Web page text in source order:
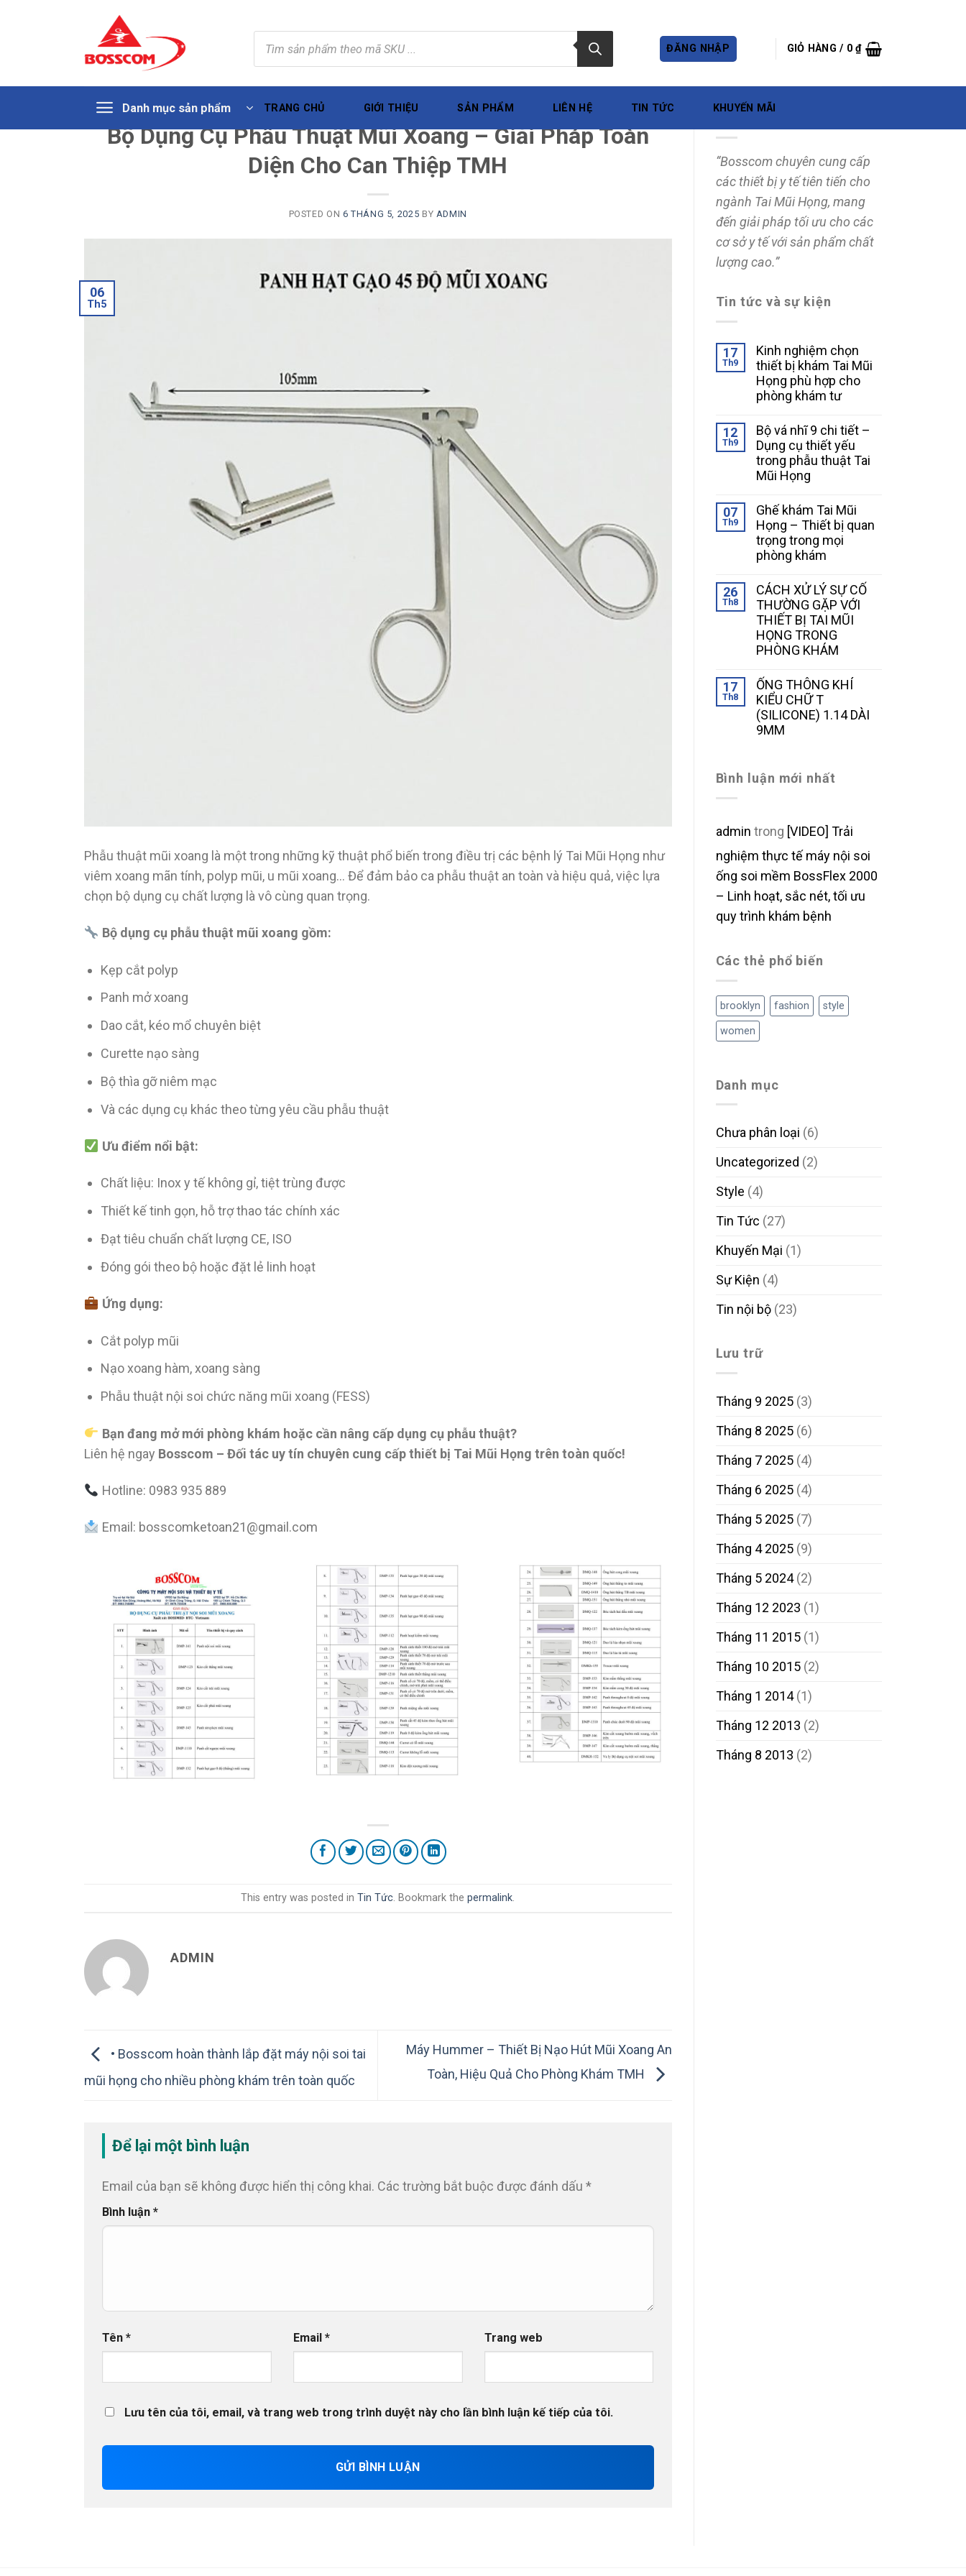
Tìm
kiếm
sản
phẩm
ĐĂNG NHẬP GIỎ HÀNG / 0₫
Danh mục sản phẩm TRANG CHỦ GIỚI THIỆU SẢN PHẨM LIÊN HỆ TIN TỨC KHUYẾN MÃI
TIN TỨC
Bộ Dụng Cụ Phẫu Thuật Mũi Xoang – Giải Pháp Toàn
Diện Cho Can Thiệp TMH
POSTED ON 6 THÁNG 5, 2025 BY ADMIN
06
Th5
Phẫu thuật mũi xoang là một trong những kỹ thuật phổ biến trong điều trị các bệnh lý Tai Mũi Họng như
viêm xoang mãn tính, polyp mũi, u mũi xoang… Để đảm bảo ca phẫu thuật an toàn và hiệu quả, việc lựa
chọn bộ dụng cụ chất lượng là vô cùng quan trọng.
Bộ dụng cụ phẫu thuật mũi xoang gồm:
Kẹp cắt polyp
Panh mở xoang
Dao cắt, kéo mổ chuyên biệt
Curette nạo sàng
Bộ thìa gỡ niêm mạc
Và các dụng cụ khác theo từng yêu cầu phẫu thuật
Ưu điểm nổi bật:
Chất liệu: Inox y tế không gỉ, tiệt trùng được
Thiết kế tinh gọn, hỗ trợ thao tác chính xác
Đạt tiêu chuẩn chất lượng CE, ISO
Đóng gói theo bộ hoặc đặt lẻ linh hoạt
Ứng dụng:
Cắt polyp mũi
Nạo xoang hàm, xoang sàng
Phẫu thuật nội soi chức năng mũi xoang (FESS)
Bạn đang mở mới phòng khám hoặc cần nâng cấp dụng cụ phẫu thuật?
Liên hệ ngay Bosscom – Đối tác uy tín chuyên cung cấp thiết bị Tai Mũi Họng trên toàn quốc!
Hotline: 0983 935 889
Email: bosscomketoan21@gmail.com
This entry was posted inTin Tức. Bookmark thepermalink.
ADMIN
• Bosscom hoàn thành lắp đặt máy nội soi tai
mũi họng cho nhiều phòng khám trên toàn quốc
Máy Hummer – Thiết Bị Nạo Hút Mũi Xoang An
Toàn, Hiệu Quả Cho Phòng Khám TMH
Để lại một bình luận
Email của bạn sẽ không được hiển thị công khai. Các trường bắt buộc được đánh dấu *
Bình luận *
Tên * Email * Trang web
Lưu tên của tôi, email, và trang web trong trình duyệt này cho lần bình luận kế tiếp của tôi.
“Bosscom chuyên cung cấp
các thiết bị y tế tiên tiến cho
ngành Tai Mũi Họng, mang
đến giải pháp tối ưu cho các
cơ sở y tế với sản phẩm chất
lượng cao.”
Tin tức và sự kiện
17
Th9
Kinh nghiệm chọn
thiết bị khám Tai Mũi
Họng phù hợp cho
phòng khám tư
12
Th9
Bộ vá nhĩ 9 chi tiết –
Dụng cụ thiết yếu
trong phẫu thuật Tai
Mũi Họng
07
Th9
Ghế khám Tai Mũi
Họng – Thiết bị quan
trọng trong mọi
phòng khám
26
Th8
CÁCH XỬ LÝ SỰ CỐ
THƯỜNG GẶP VỚI
THIẾT BỊ TAI MŨI
HỌNG TRONG
PHÒNG KHÁM
17
Th8
ỐNG THÔNG KHÍ
KIỂU CHỮ T
(SILICONE) 1.14 DÀI
9MM
Bình luận mới nhất
admin trong [VIDEO] Trải
nghiệm thực tế máy nội soi
ống soi mềm BossFlex 2000
– Linh hoạt, sắc nét, tối ưu
quy trình khám bệnh
Các thẻ phổ biến
brooklyn fashion style
women
Danh mục
Chưa phân loại (6)
Uncategorized (2)
Style (4)
Tin Tức (27)
Khuyến Mại (1)
Sự Kiện (4)
Tin nội bộ(23)
Lưu trữ
Tháng 9 2025(3)
Tháng 8 2025(6)
Tháng 7 2025(4)
Tháng 6 2025(4)
Tháng 5 2025(7)
Tháng 4 2025(9)
Tháng 5 2024(2)
Tháng 12 2023 (1)
Tháng 11 2015(1)
Tháng 10 2015(2)
Tháng 1 2014(1)
Tháng 12 2013 (2)
Tháng 8 2013 (2)